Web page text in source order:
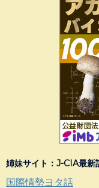
姉妹サイト：J-CIA最新
国際情勢ヨタ話